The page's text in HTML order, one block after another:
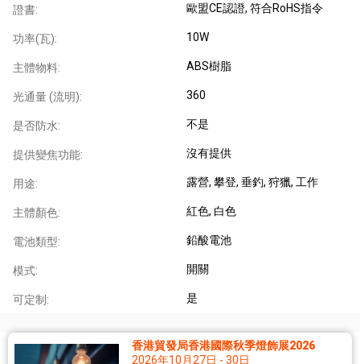
證書: 歐盟CE認證, 符合RoHS指令
功率(瓦): 10W
主體物料: ABS樹脂
光通量 (流明): 360
是否防水: 不是
提供變焦功能: 沒有提供
用途: 露營, 攀登, 垂釣, 狩獵, 工作
主體顏色: 紅色, 白色
電池類型: 鉛酸電池
模式: 開關
可定制: 是
香港貿發局香港國際秋季燈飾展2026
2026年10月27日 - 30日